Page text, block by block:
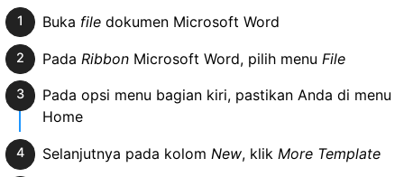
Buka filedokumen Microsoft Word
Pada RibbonMicrosoft Word, pilih menu File
Pada opsi menu bagian kiri, pastikan Anda di menu
Home
Selanjutnya pada kolom New, klik More Template